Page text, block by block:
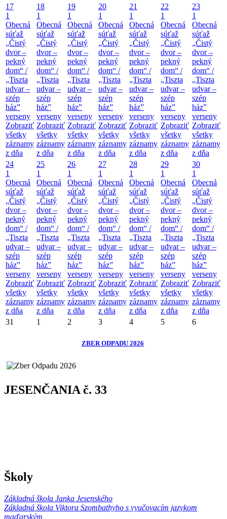
17
1
Obecná
súťaž
„Čistý
dvor –
pekný
dom“ /
„Tiszta
udvar –
szép
ház”
verseny
Zobraziť
všetky
záznamy
z dňa
18
1
Obecná
súťaž
„Čistý
dvor –
pekný
dom“ /
„Tiszta
udvar –
szép
ház”
verseny
Zobraziť
všetky
záznamy
z dňa
19
1
Obecná
súťaž
„Čistý
dvor –
pekný
dom“ /
„Tiszta
udvar –
szép
ház”
verseny
Zobraziť
všetky
záznamy
z dňa
20
1
Obecná
súťaž
„Čistý
dvor –
pekný
dom“ /
„Tiszta
udvar –
szép
ház”
verseny
Zobraziť
všetky
záznamy
z dňa
21
1
Obecná
súťaž
„Čistý
dvor –
pekný
dom“ /
„Tiszta
udvar –
szép
ház”
verseny
Zobraziť
všetky
záznamy
z dňa
22
1
Obecná
súťaž
„Čistý
dvor –
pekný
dom“ /
„Tiszta
udvar –
szép
ház”
verseny
Zobraziť
všetky
záznamy
z dňa
23
1
Obecná
súťaž
„Čistý
dvor –
pekný
dom“ /
„Tiszta
udvar –
szép
ház”
verseny
Zobraziť
všetky
záznamy
z dňa
24
1
Obecná
súťaž
„Čistý
dvor –
pekný
dom“ /
„Tiszta
udvar –
szép
ház”
verseny
Zobraziť
všetky
záznamy
z dňa
25
1
Obecná
súťaž
„Čistý
dvor –
pekný
dom“ /
„Tiszta
udvar –
szép
ház”
verseny
Zobraziť
všetky
záznamy
z dňa
26
1
Obecná
súťaž
„Čistý
dvor –
pekný
dom“ /
„Tiszta
udvar –
szép
ház”
verseny
Zobraziť
všetky
záznamy
z dňa
27
1
Obecná
súťaž
„Čistý
dvor –
pekný
dom“ /
„Tiszta
udvar –
szép
ház”
verseny
Zobraziť
všetky
záznamy
z dňa
28
1
Obecná
súťaž
„Čistý
dvor –
pekný
dom“ /
„Tiszta
udvar –
szép
ház”
verseny
Zobraziť
všetky
záznamy
z dňa
29
1
Obecná
súťaž
„Čistý
dvor –
pekný
dom“ /
„Tiszta
udvar –
szép
ház”
verseny
Zobraziť
všetky
záznamy
z dňa
30
1
Obecná
súťaž
„Čistý
dvor –
pekný
dom“ /
„Tiszta
udvar –
szép
ház”
verseny
Zobraziť
všetky
záznamy
z dňa
31
1 2 3 4 5 6
ZBER ODPADU 2026
JESENČANIA č. 33
Školy
Základná škola Janka Jesenského
Základná škola Viktora Szombathyho s vyučovacím jazykom
maďarským